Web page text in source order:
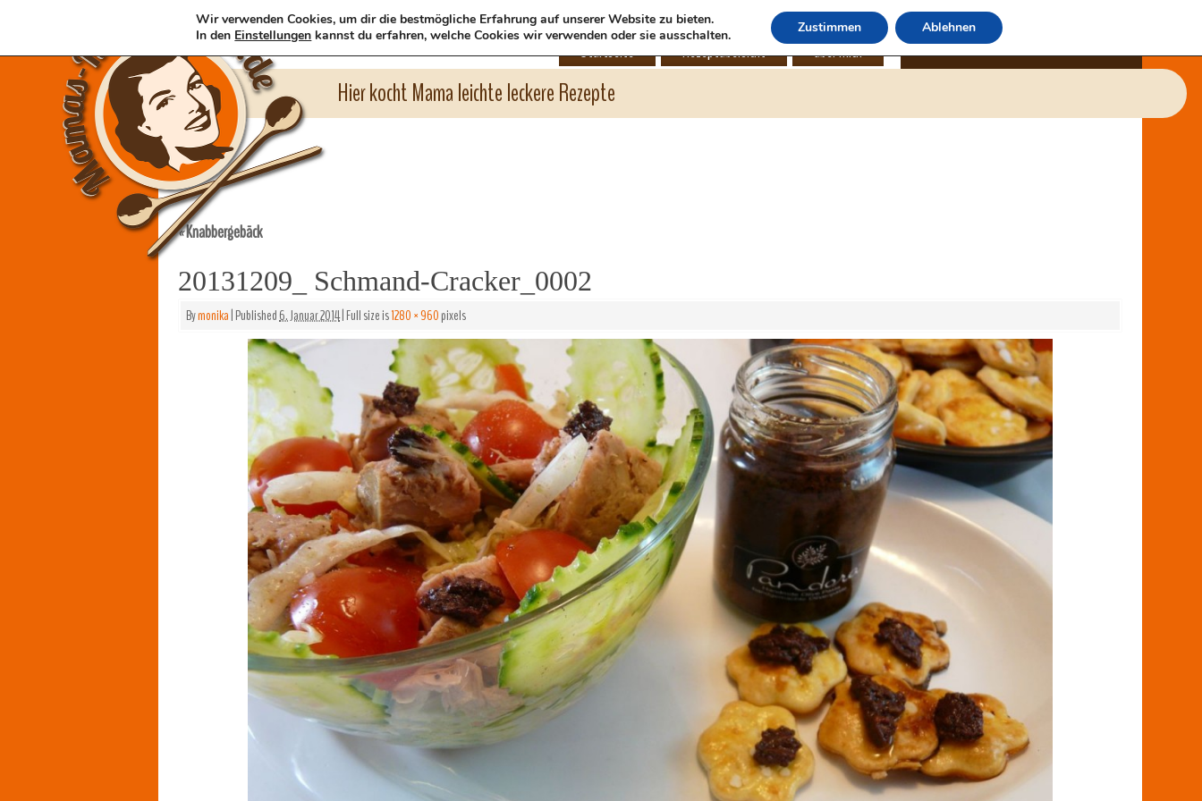
Hier kocht Mama leichte leckere Rezepte
Startseite Rezeptübersicht über mich
«Knabbergebäck
20131209_ Schmand-Cracker_0002
Bymonika|Published6. Januar 2014|Full size is1280 × 960pixels
Wir verwenden Cookies, um dir die bestmögliche Erfahrung auf unserer Website zu bieten.
In den Einstellungen kannst du erfahren, welche Cookies wir verwenden oder sie ausschalten. Zustimmen Ablehnen